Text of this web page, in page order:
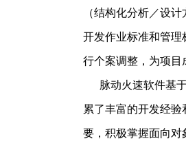
（结构化分析／设
开发作业标准和管理
行个案调整，为项目
脉动火速软件基
累了丰富的开发经
要，积极掌握面向对